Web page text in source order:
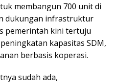
membangun 700 unit di
dukungan infrastruktur
pemerintah kini tertuju
kapasitas SDM,
berbasis koperasi.
sudah ada,